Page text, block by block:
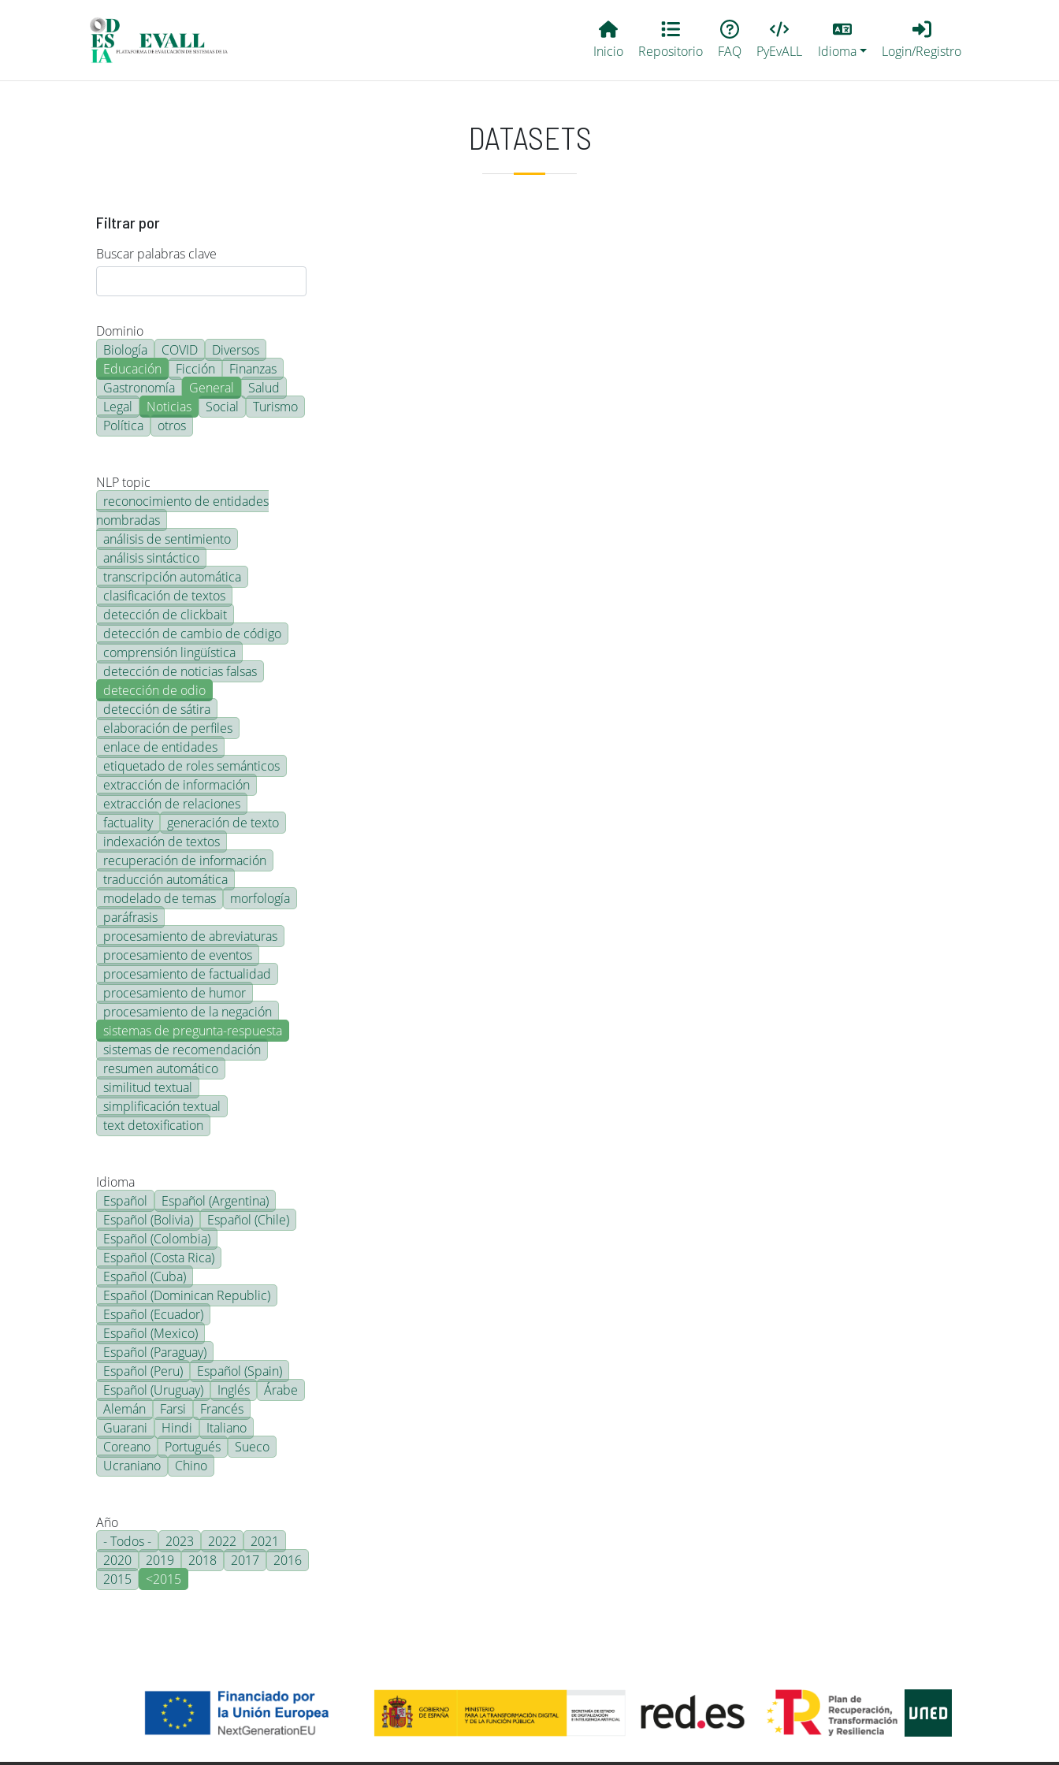
Main EvALL
Inicio Repositorio FAQ PyEvALL
Lang
Idioma
Login_Registro
Login/Registro
DATASETS
Filtrar por
Buscar palabras clave
Dominio
Biología
COVID
Diversos
Educación
Ficción
Finanzas
Gastronomía
General
Salud
Legal
Noticias Social
Turismo
Política
otros
NLP topic
reconocimiento de entidades
nombradas
análisis de sentimiento
análisis sintáctico
transcripción automática
clasificación de textos
detección de clickbait
detección de cambio de código
comprensión lingüística
detección de noticias falsas
detección de odio
detección de sátira
elaboración de perfiles
enlace de entidades
etiquetado de roles semánticos
extracción de información
extracción de relaciones
factuality
generación de texto
indexación de textos
recuperación de información
traducción automática
modelado de temas
morfología
paráfrasis
procesamiento de abreviaturas
procesamiento de eventos
procesamiento de factualidad
procesamiento de humor
procesamiento de la negación
sistemas de pregunta-respuesta
sistemas de recomendación
resumen automático
similitud textual
simplificación textual
text detoxification
Idioma
Español
Español (Argentina)
Español (Bolivia)
Español (Chile)
Español (Colombia)
Español (Costa Rica)
Español (Cuba)
Español (Dominican Republic)
Español (Ecuador)
Español (Mexico)
Español (Paraguay)
Español (Peru)
Español (Spain)
Español (Uruguay)
Inglés
Árabe
Alemán
Farsi
Francés
Guarani
Hindi
Italiano
Coreano
Portugués
Sueco
Ucraniano
Chino
Año
- Todos -
2023 2022
2021
2020
2019 2018 2017
2016
2015
<2015